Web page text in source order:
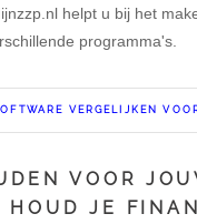
helpt u bij het
programma's.
VERGELIJKEN
VOOR
HOUD JE